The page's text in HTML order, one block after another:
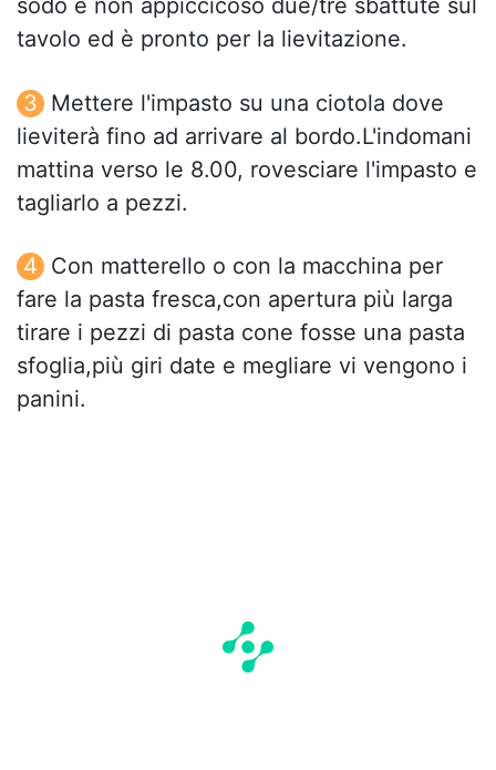
sodo e non appiccicoso due/tre sbattute sul
tavolo ed è pronto per la lievitazione.
Mettere l'impasto su una ciotola dove
lieviterà fino ad arrivare al bordo.L'indomani
mattina verso le 8.00, rovesciare l'impasto e
tagliarlo a pezzi.
Con matterello o con la macchina per
fare la pasta fresca,con apertura più larga
tirare i pezzi di pasta cone fosse una pasta
sfoglia,più giri date e megliare vi vengono i
panini.